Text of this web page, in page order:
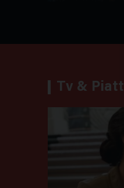
Tv &